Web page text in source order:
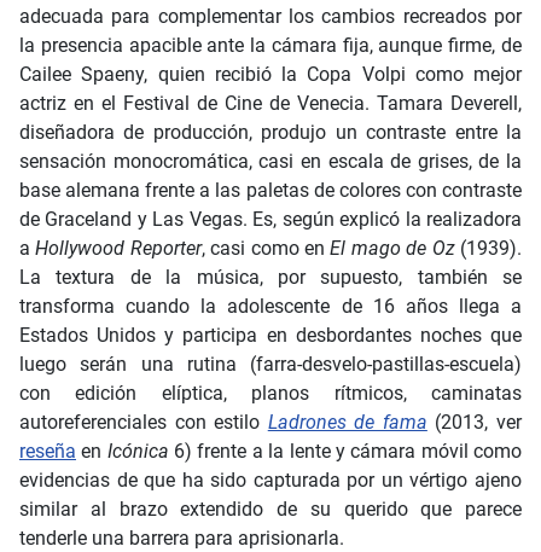
adecuada para complementar los cambios recreados por
la presencia apacible ante la cámara fija, aunque firme, de
Cailee Spaeny, quien recibió la Copa Volpi como mejor
actriz en el Festival de Cine de Venecia. Tamara Deverell,
diseñadora de producción, produjo un contraste entre la
sensación monocromática, casi en escala de grises, de la
base alemana frente a las paletas de colores con contraste
de Graceland y Las Vegas. Es, según explicó la realizadora
aHollywood Reporter, casi como enEl mago de Oz(1939).
La textura de la música, por supuesto, también se
transforma cuando la adolescente de 16 años llega a
Estados Unidos y participa en desbordantes noches que
luego serán una rutina (farra-desvelo-pastillas-escuela)
con edición elíptica, planos rítmicos, caminatas
autoreferenciales con estilo Ladrones de fama (2013, ver
reseña en Icónica 6) frente a la lente y cámara móvil como
evidencias de que ha sido capturada por un vértigo ajeno
similar al brazo extendido de su querido que parece
tenderle una barrera para aprisionarla.